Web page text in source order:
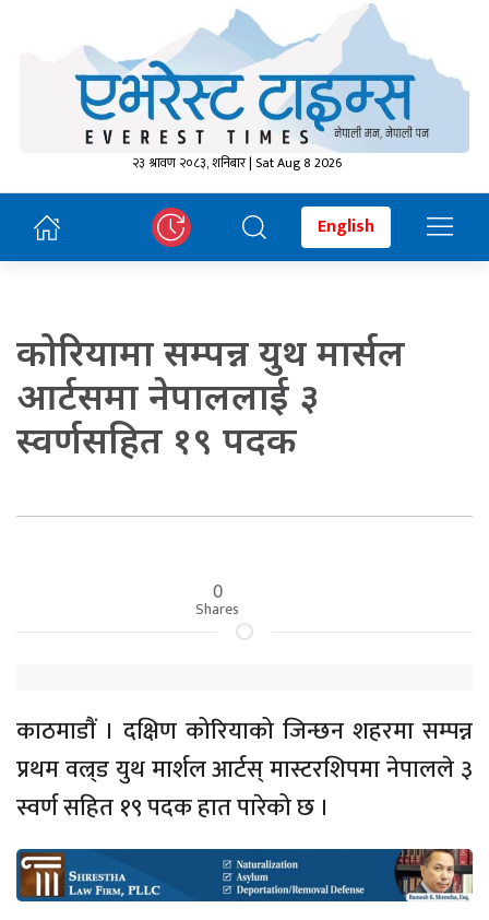
२३ श्रावण २०८३, शनिबार | Sat Aug 8 2026
English
कोरियामा सम्पन्न युथ मार्सल
आर्टसमा नेपाललाई ३
स्वर्णसहित १९ पदक
0
Shares
काठमाडाैं । दक्षिण कोरियाको जिन्छन शहरमा सम्पन्न
प्रथम वल्र्ड युथ मार्शल आर्टस् मास्टरशिपमा नेपालले ३
स्वर्ण सहित १९ पदक हात पारेको छ ।